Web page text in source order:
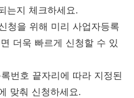
는지 체크하세요.
청을 위해 미리 사업자등록
더욱 빠르게 신청할 수 있
번호 끝자리에 따라 지정된
맞춰 신청하세요.